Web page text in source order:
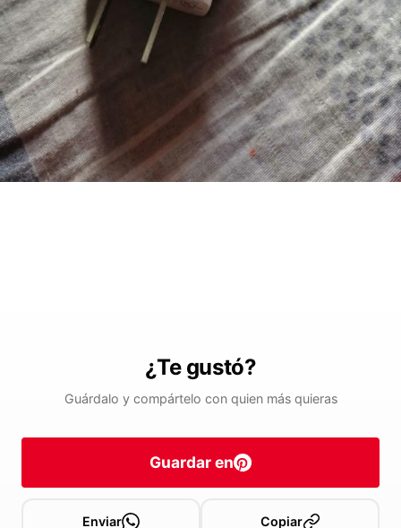
¿Te gustó?
Guárdalo y compártelo con quien más quieras
Guardar en
Enviar Copiar